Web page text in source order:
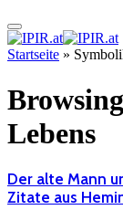
Startseite »
Lebens
Der alte Mann
Zitate aus